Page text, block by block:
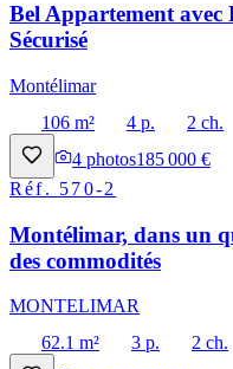
Bel Appartement avec
Sécurisé
Montélimar
106 m²
4 p.
2 ch.
4 photos185 000 €
Réf. 570-2
Montélimar, dans un
des commodités
MONTELIMAR
62.1 m²
3 p.
2 ch.